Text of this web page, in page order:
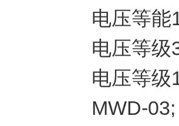
电压等能
电压等级
电压等
MWD-